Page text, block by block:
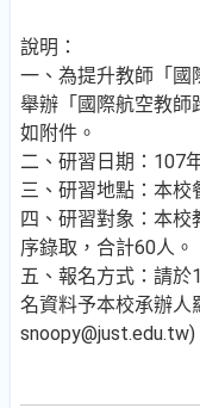
說明：
一、為提升教師「國
舉辦「國際航空教師
如附件。
二、研習日期：107
三、研習地點：本校
四、研習對象：本
序錄取，合計60人。
五、報名方式：請於
名資料予本校承辦人
snoopy@just.edu.tw)